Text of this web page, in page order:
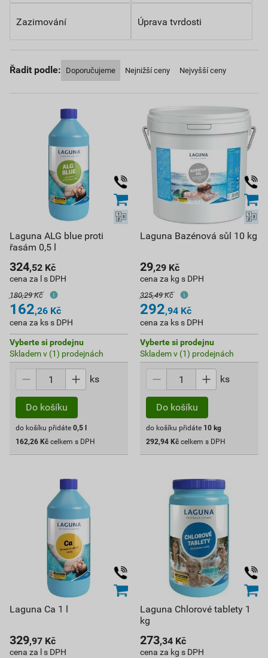
Zazimování Úprava tvrdosti
Řadit podle: Doporučujeme Nejnižší ceny Nejvyšší ceny
Laguna ALG blue proti
řasám 0,5 l
324,52 Kč
cena za l s DPH
180,29 Kč
162,26 Kč
cena za ks s DPH
Vyberte si prodejnu
Skladem v (1) prodejnách
ks
Do košíku
do košíku přidáte 0,5
162,26 Kč celkem s DPH
Laguna Bazénová sůl 10 kg
29,29 Kč
cena za kg s DPH
325,49 Kč
292,94 Kč
cena za ks s DPH
Vyberte si prodejnu
Skladem v (1) prodejnách
ks
Do košíku
do košíku přidáte 10 kg
292,94 Kč celkem s DPH
Laguna Ca 1 l
329,97 Kč
cena za l s DPH
Laguna Chlorové tablety 1
kg
273,34 Kč
cena za kg s DPH